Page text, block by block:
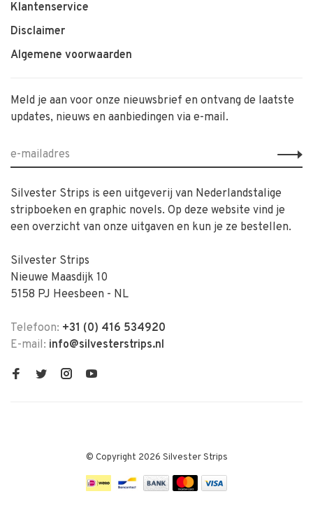
Klantenservice
Disclaimer
Algemene voorwaarden
Meld je aan voor onze nieuwsbrief en ontvang de laatste
updates, nieuws en aanbiedingen via e-mail.
Silvester Strips is een uitgeverij van Nederlandstalige
stripboeken en graphic novels. Op deze website vind je
een overzicht van onze uitgaven en kun je ze bestellen.
Silvester Strips
Nieuwe Maasdijk 10
5158 PJ Heesbeen - NL
Telefoon: +31 (0) 416 534920
E-mail: info@silvesterstrips.nl
© Copyright 2026 Silvester Strips